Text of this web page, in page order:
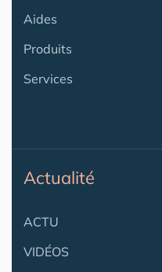
Aides
Produits
Services
Actualité
ACTU
VIDÉOS